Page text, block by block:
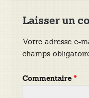
Laisser un
Votre adresse e-
champs
Commentaire*